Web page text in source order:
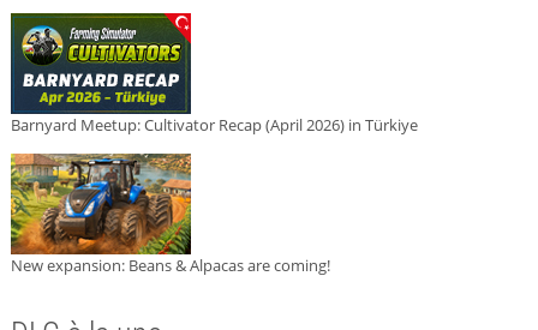
Barnyard Meetup: Cultivator Recap (April 2026) in Türkiye
New expansion: Beans & Alpacas are coming!